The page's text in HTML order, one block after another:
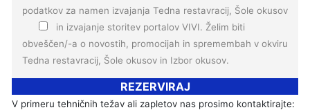
podatkov za namen izvajanja Tedna restavracij, Šole okusov
in izvajanje storitev portalov VIVI. Želim biti
obveščen/-a o novostih, promocijah in spremembah v okviru
Tedna restavracij, Šole okusov in Izbor okusov.
REZERVIRAJ
V primeru tehničnih težav ali zapletov nas prosimo kontaktirajte: